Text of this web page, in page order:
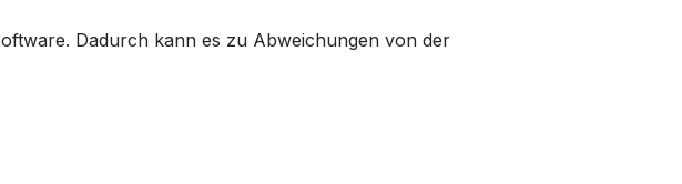
Dadurch kann es zu Abweichungen von der